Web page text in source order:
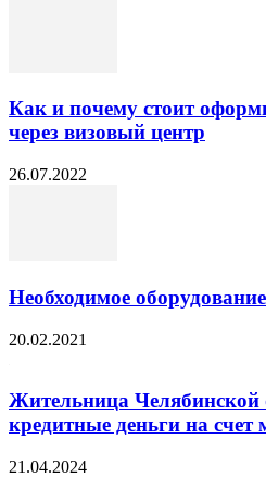
Как и почему стоит
через визовый центр
26.07.2022
Необходимое
20.02.2021
Жительница Челябинской
кредитные деньги на
21.04.2024